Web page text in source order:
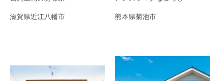
滋賀県近江八幡市
熊本県菊池市